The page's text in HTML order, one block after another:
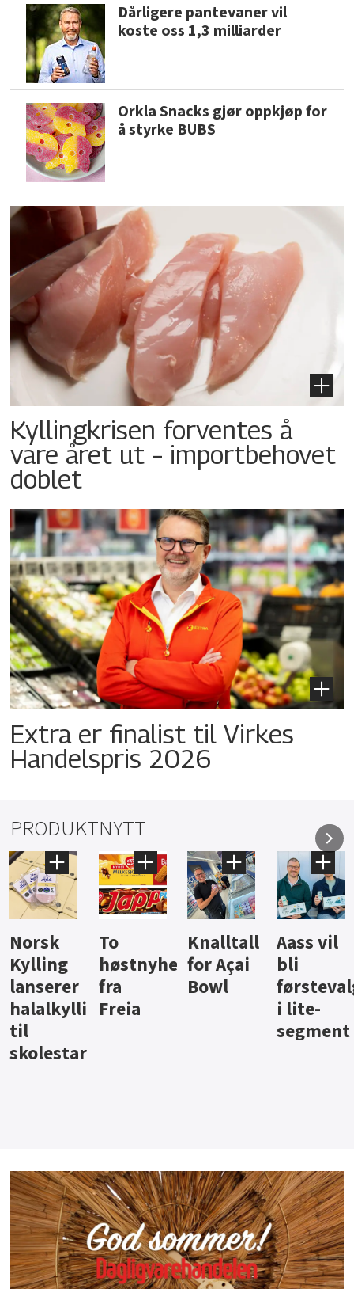
Dårligere pantevaner vil
koste oss 1,3 milliarder
Orkla Snacks gjør oppkjøp for
å styrke BUBS
Kyllingkrisen forventes å
vare året ut – importbehovet
doblet
Extra er finalist til Virkes
Handelspris 2026
PRODUKTNYTT
Knalltall
for Açai
Bowl
Aass vil
bli
førstevalg
i lite-
Brus og
jus fra
Berentsen
Hard
iste fra
Hansa